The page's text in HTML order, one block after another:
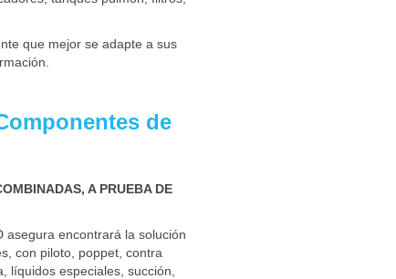
que mejor se adapte a sus
de
A PRUEBA DE
asegura encontrará la solución
con piloto, poppet, contra
líquidos especiales, succión,